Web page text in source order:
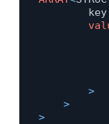
key
>
>
>